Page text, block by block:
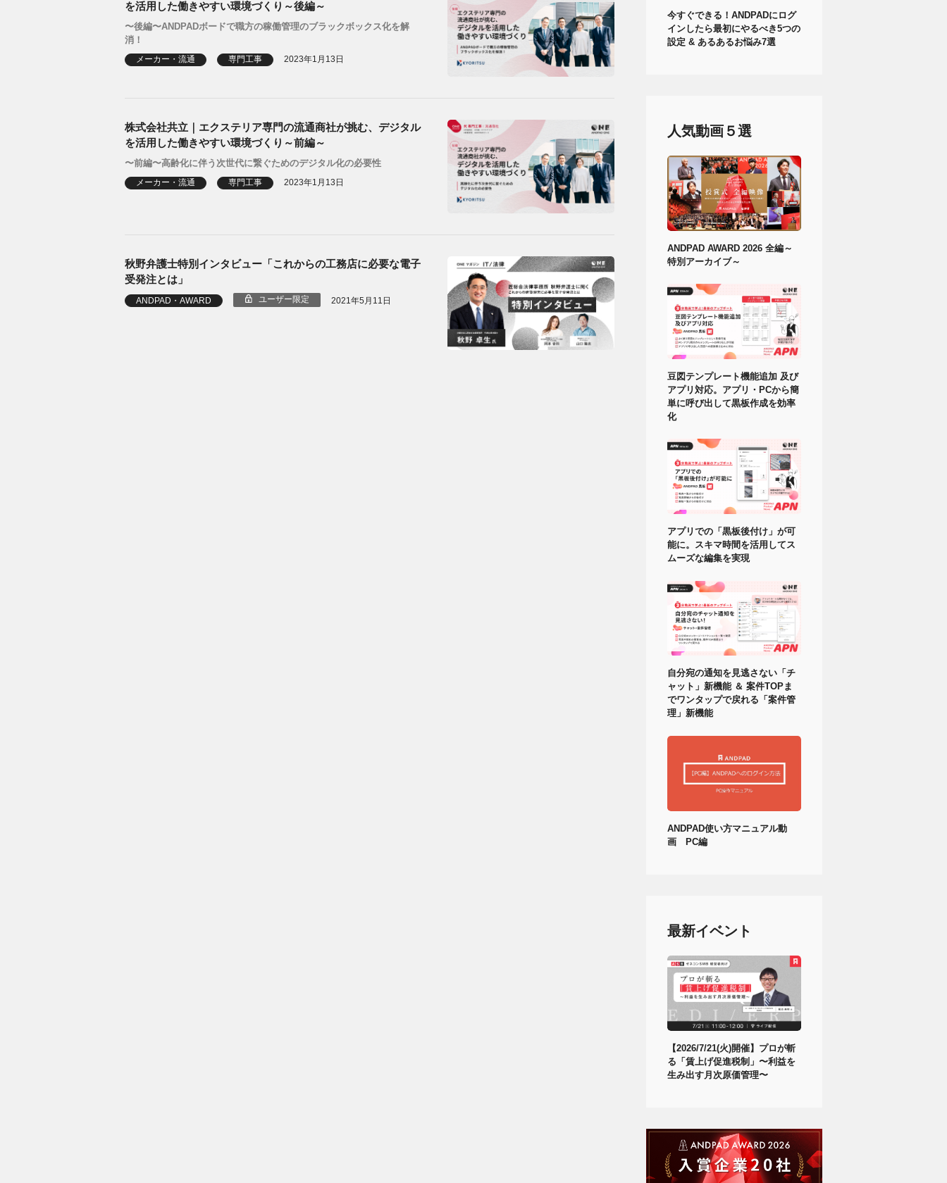
を活用した働きやすい環境づくり～後編～
〜後編〜ANDPADボードで職方の稼働管理のブラックボックス化を解
消！
メーカー・流通 専門工事 2023年1月13日
株式会社共立｜エクステリア専門の流通商社が挑む、デジタル
を活用した働きやすい環境づくり～前編～
〜前編〜高齢化に伴う次世代に繋ぐためのデジタル化の必要性
メーカー・流通 専門工事 2023年1月13日
秋野弁護士特別インタビュー「これからの工務店に必要な電子
受発注とは」
ANDPAD・AWARD ユーザー限定 2021年5月11日
今すぐできる！ANDPADにログ
インしたら最初にやるべき5つの
設定 & あるあるお悩み7選
人気動画５選
ANDPAD AWARD 2026 全編～
特別アーカイブ～
豆図テンプレート機能追加 及び
アプリ対応。アプリ・PCから簡
単に呼び出して黒板作成を効率
化
アプリでの「黒板後付け」が可
能に。スキマ時間を活用してス
ムーズな編集を実現
自分宛の通知を見逃さない「チ
ャット」新機能 ＆ 案件TOPま
でワンタップで戻れる「案件管
理」新機能
ANDPAD使い方マニュアル動
画 PC編
最新イベント
【2026/7/21(火)開催】プロが斬
る「賃上げ促進税制」〜利益を
生み出す月次原価管理〜